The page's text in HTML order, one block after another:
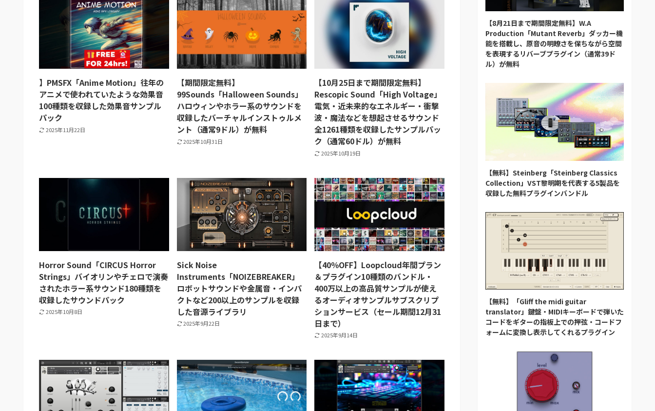
】PMSFX「Anime Motion」往年の
アニメで使われていたような効果音
100種類を収録した効果音サンプル
パック
2025年11月22日
【期間限定無料】
99Sounds「Halloween Sounds」
ハロウィンやホラー系のサウンドを
収録したバーチャルインストゥルメ
ント（通常9ドル）が無料
2025年10月31日
【10月25日まで期間限定無料】
Rescopic Sound「High Voltage」
電気・近未来的なエネルギー・衝撃
波・魔法などを想起させるサウンド
全1261種類を収録したサンプルパッ
ク（通常60ドル）が無料
2025年10月19日
Horror Sound「CIRCUS Horror
Strings」バイオリンやチェロで演奏
されたホラー系サウンド180種類を
収録したサウンドパック
2025年10月8日
Sick Noise
Instruments「NOIZEBREAKER」
ロボットサウンドや金属音・インパ
クトなど200以上のサンプルを収録
した音源ライブラリ
2025年9月22日
【40％OFF】Loopcloud年間プラン
＆プラグイン10種類のバンドル・
400万以上の高品質サンプルが使え
るオーディオサンプルサブスクリプ
ションサービス（セール期間12月31
日まで）
2025年9月14日
【8月21日まで期間限定無料】W.A
Production「Mutant Reverb」ダッカー機
能を搭載し、原音の明瞭さを保ちながら空間
を表現するリバーブプラグイン（通常39ド
ル）が無料
【無料】Steinberg「Steinberg Classics
Collection」VST黎明期を代表する5製品を
収録した無料プラグインバンドル
【無料】「Gliff the midi guitar
translator」鍵盤・MIDIキーボードで弾いた
コードをギターの指板上での押弦・コードフ
ォームに変換し表示してくれるプラグイン